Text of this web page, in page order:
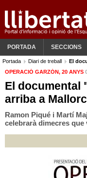
PORTADA SECCIONS
Portada Diari de treball
El
OPERACIÓ GARZÓN, 20 ANYS
El documental
arriba a
Ramon Piqué i Martí
celebrarà dimecres que